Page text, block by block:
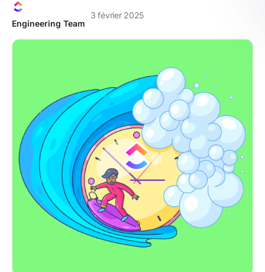
Engineering Team
3 février 2025